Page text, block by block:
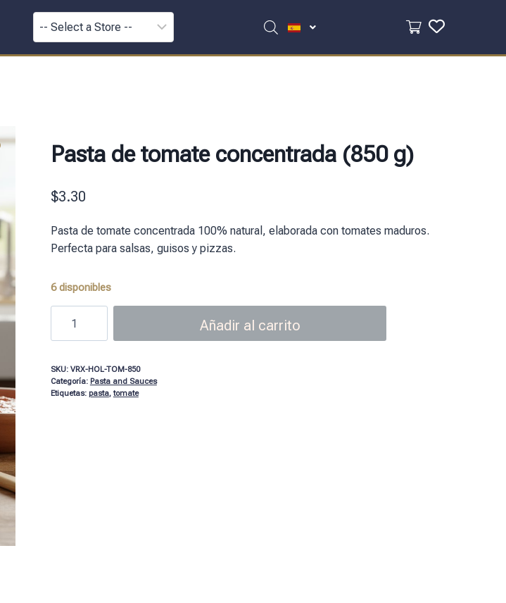
Pasta de tomate concentrada (850 g)
$3.30
Pasta de tomate concentrada 100% natural, elaborada con tomates maduros.
Perfecta para salsas, guisos y pizzas.
6 disponibles
Añadir al carrito
SKU: VRX-HOL-TOM-850
Categoría: Pasta and Sauces
Etiquetas: pasta,tomate